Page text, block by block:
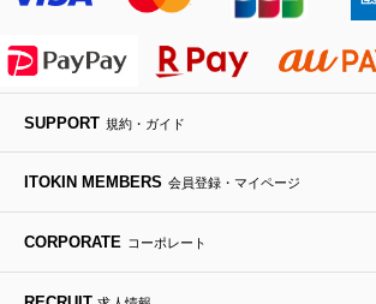
HIROKO KOSHINO
ライダースジャケット
デニムジャケット
ダウンジャケット・コート
ハンカチ・バンダナ
手袋
チャーム・ストラップ
バックパック・リュック
ボディバッグ・メッセンジャーバッグ
トラベルバッグ
フラットシューズ
ローファー
ドレスシューズ
カサブランカ・カラー
ラナンキュラス
ポプリアレンジ＆フレグランス
SUPPORT 規約・ガイド
ITOKIN MEMBERS 会員登録・マイページ
CORPORATE コーポレート